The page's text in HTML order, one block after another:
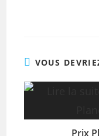
VOUS
Prix